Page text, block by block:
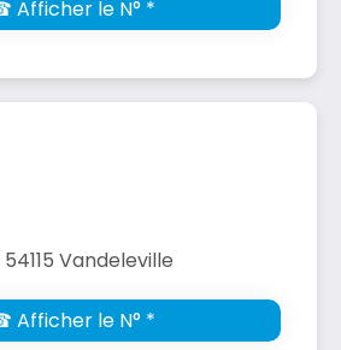
Afficher le N° *
Vandeleville
Afficher le N° *